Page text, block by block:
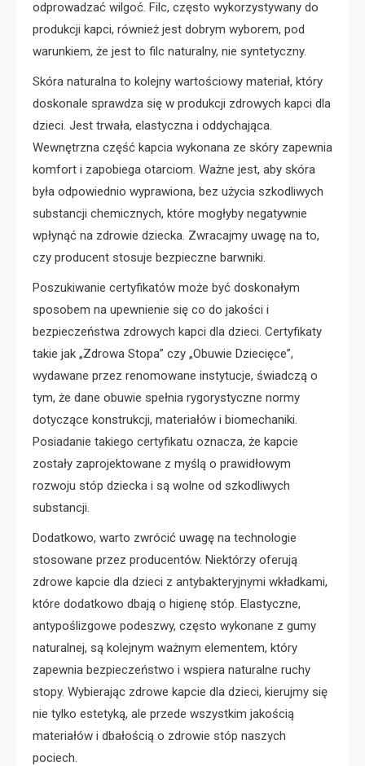
odprowadzać wilgoć. Filc, często wykorzystywany do
produkcji kapci, również jest dobrym wyborem, pod
warunkiem, że jest to filc naturalny, nie syntetyczny.
Skóra naturalna to kolejny wartościowy materiał, który
doskonale sprawdza się w produkcji zdrowych kapci dla
dzieci. Jest trwała, elastyczna i oddychająca.
Wewnętrzna część kapcia wykonana ze skóry zapewnia
komfort i zapobiega otarciom. Ważne jest, aby skóra
była odpowiednio wyprawiona, bez użycia szkodliwych
substancji chemicznych, które mogłyby negatywnie
wpłynąć na zdrowie dziecka. Zwracajmy uwagę na to,
czy producent stosuje bezpieczne barwniki.
Poszukiwanie certyfikatów może być doskonałym
sposobem na upewnienie się co do jakości i
bezpieczeństwa zdrowych kapci dla dzieci. Certyfikaty
takie jak „Zdrowa Stopa” czy „Obuwie Dziecięce”,
wydawane przez renomowane instytucje, świadczą o
tym, że dane obuwie spełnia rygorystyczne normy
dotyczące konstrukcji, materiałów i biomechaniki.
Posiadanie takiego certyfikatu oznacza, że kapcie
zostały zaprojektowane z myślą o prawidłowym
rozwoju stóp dziecka i są wolne od szkodliwych
substancji.
Dodatkowo, warto zwrócić uwagę na technologie
stosowane przez producentów. Niektórzy oferują
zdrowe kapcie dla dzieci z antybakteryjnymi wkładkami,
które dodatkowo dbają o higienę stóp. Elastyczne,
antypoślizgowe podeszwy, często wykonane z gumy
naturalnej, są kolejnym ważnym elementem, który
zapewnia bezpieczeństwo i wspiera naturalne ruchy
stopy. Wybierając zdrowe kapcie dla dzieci, kierujmy się
nie tylko estetyką, ale przede wszystkim jakością
materiałów i dbałością o zdrowie stóp naszych
pociech.